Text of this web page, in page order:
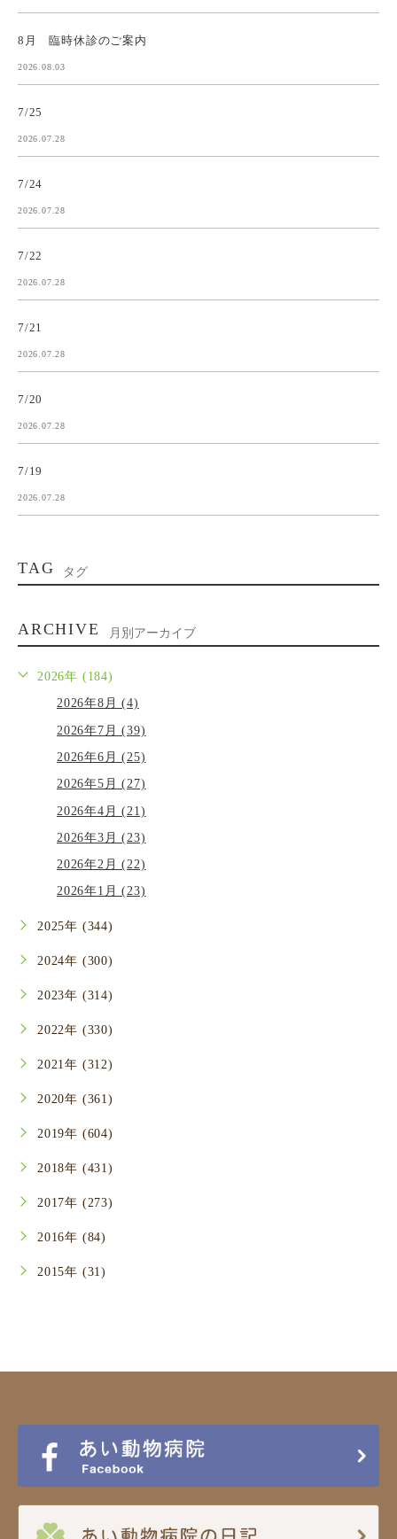
8月 臨時休診のご案内
2026.08.03
7/25
2026.07.28
7/24
2026.07.28
7/22
2026.07.28
7/21
2026.07.28
7/20
2026.07.28
7/19
2026.07.28
TAG タグ
ARCHIVE 月別アーカイブ
2026年 (184)
2026年8月 (4)
2026年7月 (39)
2026年6月 (25)
2026年5月 (27)
2026年4月 (21)
2026年3月 (23)
2026年2月 (22)
2026年1月 (23)
2025年 (344)
2024年 (300)
2023年 (314)
2022年 (330)
2021年 (312)
2020年 (361)
2019年 (604)
2018年 (431)
2017年 (273)
2016年 (84)
2015年 (31)